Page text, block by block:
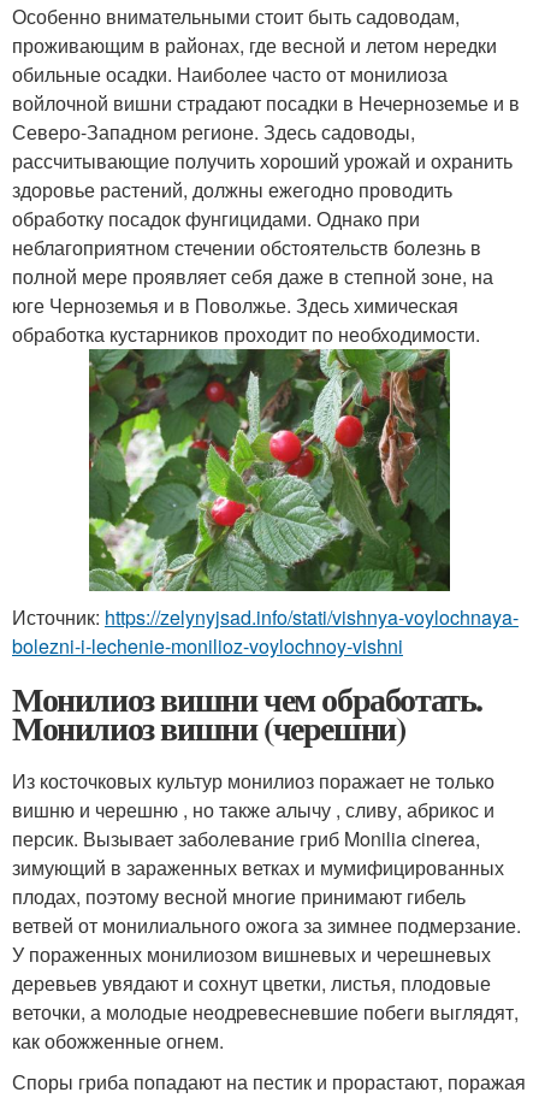
Особенно внимательными стоит быть садоводам,
проживающим в районах, где весной и летом нередки
обильные осадки. Наиболее часто от монилиоза
войлочной вишни страдают посадки в Нечерноземье и в
Северо-Западном регионе. Здесь садоводы,
рассчитывающие получить хороший урожай и охранить
здоровье растений, должны ежегодно проводить
обработку посадок фунгицидами. Однако при
неблагоприятном стечении обстоятельств болезнь в
полной мере проявляет себя даже в степной зоне, на
юге Черноземья и в Поволжье. Здесь химическая
обработка кустарников проходит по необходимости.
Источник: https://zelynyjsad.info/stati/vishnya-voylochnaya-
bolezni-i-lechenie-monilioz-voylochnoy-vishni
Монилиоз вишни чем обработать.
Монилиоз вишни (черешни)
Из косточковых культур монилиоз поражает не только
вишню и черешню , но также алычу , сливу, абрикос и
персик. Вызывает заболевание гриб Monilia cinerea,
зимующий в зараженных ветках и мумифицированных
плодах, поэтому весной многие принимают гибель
ветвей от монилиального ожога за зимнее подмерзание.
У пораженных монилиозом вишневых и черешневых
деревьев увядают и сохнут цветки, листья, плодовые
веточки, а молодые неодревесневшие побеги выглядят,
как обожженные огнем.
Споры гриба попадают на пестик и прорастают, поражая